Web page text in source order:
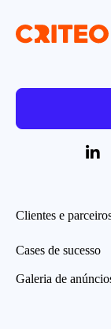
Clientes e
Cases de sucesso
Galeria de